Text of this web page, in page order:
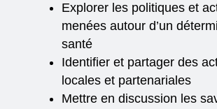
Explorer les politiques et
menées autour d’un
santé
Identifier et partager des
locales et partenariales
Mettre en discussion les